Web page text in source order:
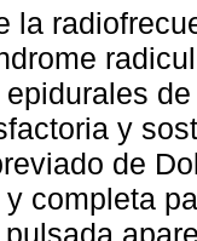
la
y
de
completa